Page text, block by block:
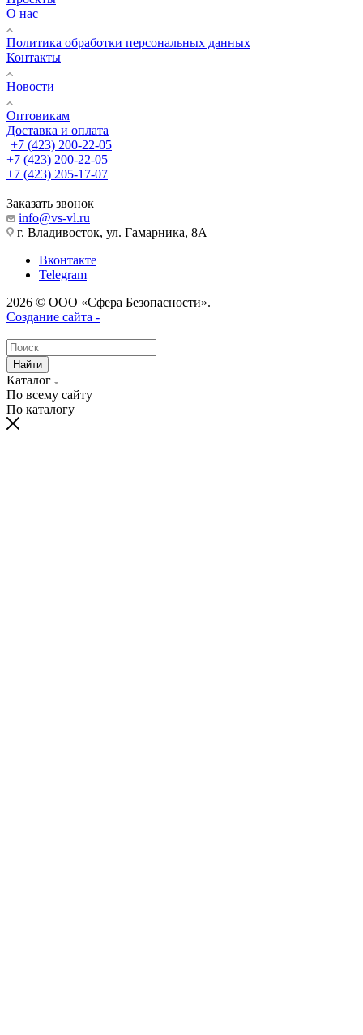
О нас
Политика обработки персональных данных
Контакты
Новости
Оптовикам
Доставка и оплата
+7 (423) 200-22-05
+7 (423) 200-22-05
+7 (423) 205-17-07
Заказать звонок
info@vs-vl.ru
г. Владивосток, ул. Гамарника, 8А
Вконтакте
Telegram
2026 © ООО «Сфера Безопасности».
Создание сайта -
Найти
Каталог
По всему сайту
По каталогу